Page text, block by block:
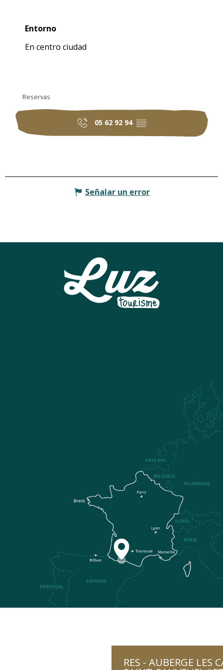
RES - AUBERGE LES
Entorno
Entorno
En centro ciudad
Reservas
05 62 92 94 ▒▒
Señalar un error